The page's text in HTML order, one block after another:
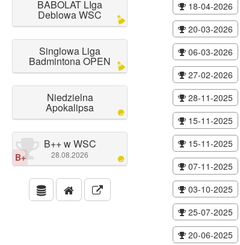
BABOLAT LIga
Deblowa WSC
Singlowa Liga
Badmintona OPEN
Niedzielna
Apokalipsa
B+
B++ w WSC
28.08.2026
18-04-2026
20-03-2026
06-03-2026
27-02-2026
28-11-2025
15-11-2025
15-11-2025
07-11-2025
03-10-2025
25-07-2025
20-06-2025